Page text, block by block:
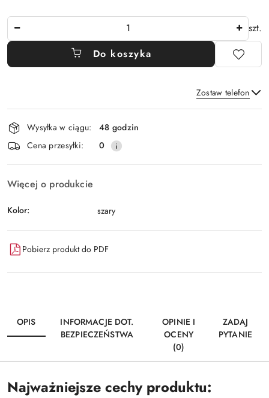
szt.
Do koszyka
Zostaw telefon
Wyślij
Dostępność
i
dostawa
Wysyłka w ciągu:
48 godzin
Cena przesyłki:
0
Więcej o produkcie
Kolor: szary
Pobierz produkt do PDF
OPIS
INFORMACJE DOT.
BEZPIECZEŃSTWA
OPINIE I
OCENY
(0)
ZADAJ
PYTANIE
Najważniejsze cechy produktu: